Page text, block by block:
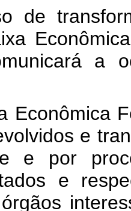
de
a
Econômica
e
e por
e